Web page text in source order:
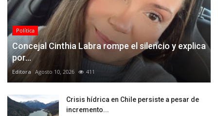
Política
Concejal Cinthia Labra rompe el silencio y explica
por...
Editora Agosto 10, 2026 411
Crisis hídrica en Chile persiste a pesar de
incremento...